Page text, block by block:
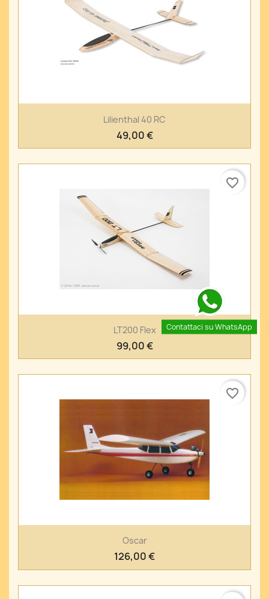
Lilienthal 40 RC
49,00 €
LT200 Flex
99,00 €
favorite_border
Oscar
126,00 €
favorite_border
Contattaci su WhatsApp